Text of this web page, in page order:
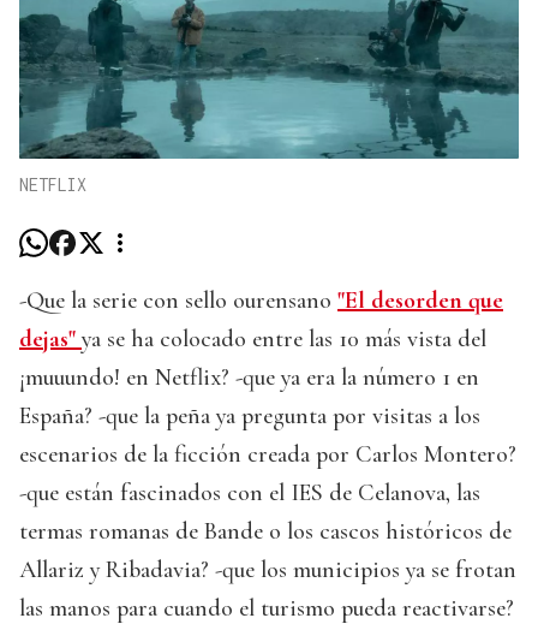
NETFLIX
-Que la serie con sello ourensano "El desorden que
dejas" ya se ha colocado entre las 10 más vista del
¡muuundo! en Netflix? -que ya era la número 1 en
España? -que la peña ya pregunta por visitas a los
escenarios de la ficción creada por Carlos Montero?
-que están fascinados con el IES de Celanova, las
termas romanas de Bande o los cascos históricos de
Allariz y Ribadavia? -que los municipios ya se frotan
las manos para cuando el turismo pueda reactivarse?